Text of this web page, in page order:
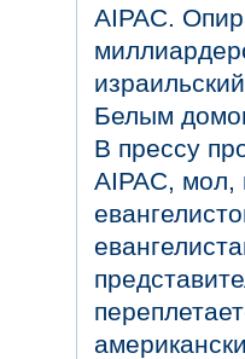
AIPAC.
Белым
В прессу
AIPAC, мол,